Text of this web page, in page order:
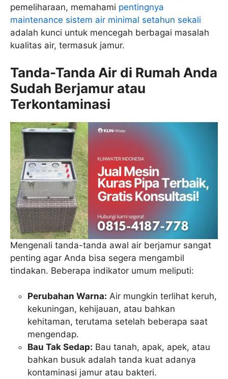
pemeliharaan, memahami pentingnya
maintenance sistem air minimal setahun sekali
adalah kunci untuk mencegah berbagai masalah
kualitas air, termasuk jamur.
Tanda-Tanda Air di Rumah Anda
Sudah Berjamur atau
Terkontaminasi
Mengenali tanda-tanda awal air berjamur sangat
penting agar Anda bisa segera mengambil
tindakan. Beberapa indikator umum meliputi:
Perubahan Warna: Air mungkin terlihat keruh,
kekuningan, kehijauan, atau bahkan
kehitaman, terutama setelah beberapa saat
mengendap.
Bau Tak Sedap: Bau tanah, apak, apek, atau
bahkan busuk adalah tanda kuat adanya
kontaminasi jamur atau bakteri.